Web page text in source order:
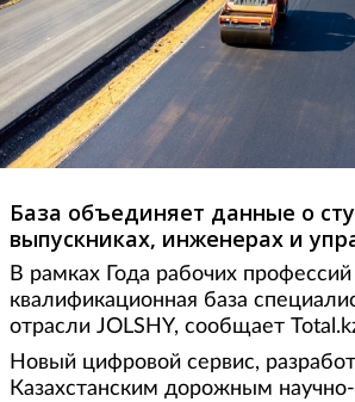
База объединяет данные о
выпускниках, инженерах и
В рамках Года рабочих
квалификационная база
отрасли JOLSHY, сообщает
Новый цифровой сервис,
Казахстанским дорожным научно-